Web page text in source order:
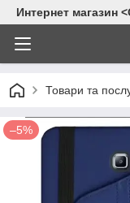
Интернет магазин
Товари та
–5%